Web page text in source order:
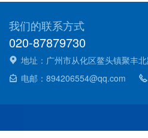
我们的联系方式
020-87879730
地址：广州市从化区鳌头镇聚丰
电邮：894206554@qq.com